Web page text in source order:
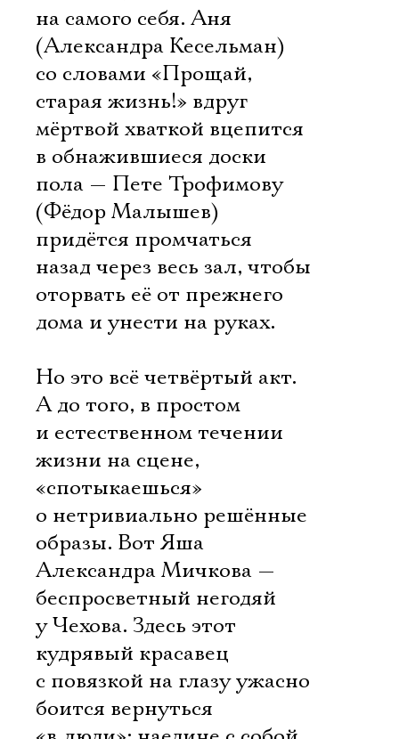
на самого себя. Аня
(Александра Кесельман)
со словами «Прощай,
старая жизнь!» вдруг
мёртвой хваткой вцепится
в обнажившиеся доски
пола — Пете Трофимову
(Фёдор Малышев)
придётся промчаться
назад через весь зал, чтобы
оторвать её от прежнего
дома и унести на руках.
Но это всё четвёртый акт.
А до того, в простом
и естественном течении
жизни на сцене,
«спотыкаешься»
о нетривиально решённые
образы. Вот Яша
Александра Мичкова —
беспросветный негодяй
у Чехова. Здесь этот
кудрявый красавец
с повязкой на глазу ужасно
боится вернуться